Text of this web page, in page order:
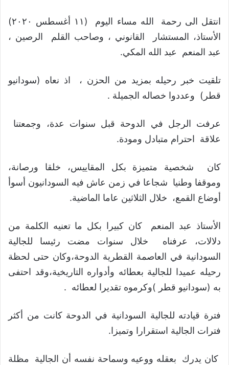
انتقل الى رحمة الله مساء اليوم (١١ أغسطس ٢٠٢٠)
الأستاذ، المستشار القانوني ، وصاحب القلم الرصين ،
عبد المنعم عبد الله المكي.
تلقيت خبر رحيله بمزيد من الحزن ، اذ نعاه (سودانيو
قطر) وعددوا خصاله الجميلة .
عرفت الرجل في الدوحة قبل سنوات عدة، وجمعتنا
علاقة احترام متبادل ومودة.
كان شخصية متميزة بكل المقاييس، خلقا ورصانة،
وموقفا وطنيا شجاعا في زمن عاش فيه السودانيون أسوأ
أوضاع القمع، خلال الثلاثين عاما الماضية.
الأستاذ عبد المنعم كان كبيرا بكل ما تعنيه الكلمة من
دلالات، عرفناه خلال سنوات مضت رئيسا للجالية
السودانية في العاصمة القطرية الدوحة،وكان حتى لحظة
رحيله عميدا للجالية بعطائه وأدواره التاريخية،وقد احتفى
به (سودانيو قطر )وكرموه تقديرا لعطائه .
فترة قيادته للجالية السودانية في الدوحة كانت من أكثر
فترات الجالية استقرارا وتميزا.
كان يدرك بعقله ووعيه وسماحة نفسه أن الجالية مظلة